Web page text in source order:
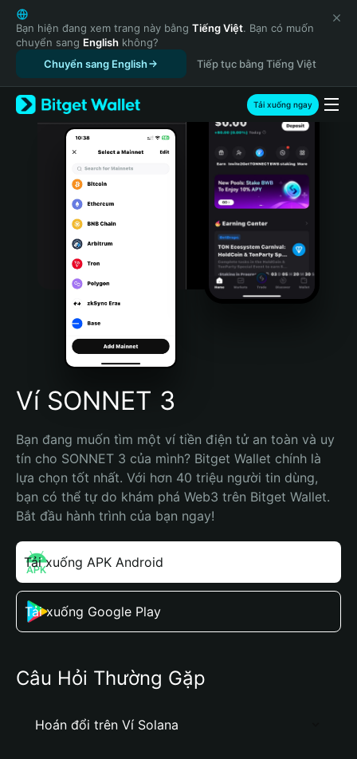
English
日本語
Tiếng Việt
Русский
Español (Latinoamérica)
Türkçe
Italiano
Português (Portugal)
Bahasa Indonesia
Português (Brasil)
Español (Argentina)
Bạn hiện đang xem trang này bằng Tiếng Việt. Bạn có muốn
chuyển sang English không?
Chuyển sang English
Tiếp tục bằng Tiếng Việt
Tải xuống ngay
Ví SONNET 3
Bạn đang muốn tìm một ví tiền điện tử an toàn và uy
tín cho SONNET 3 của mình? Bitget Wallet chính là
lựa chọn tốt nhất. Với hơn 40 triệu người tin dùng,
bạn có thể tự do khám phá Web3 trên Bitget Wallet.
Bắt đầu hành trình của bạn ngay!
Tải xuống APK Android
Tải xuống Google Play
Câu Hỏi Thường Gặp
Hoán đổi trên Ví Solana